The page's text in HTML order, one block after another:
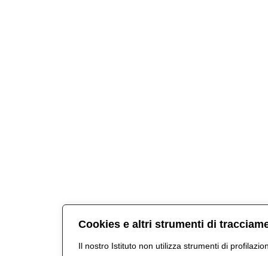
Cookies e altri strumenti di
Il nostro Istituto non utilizza strumenti di